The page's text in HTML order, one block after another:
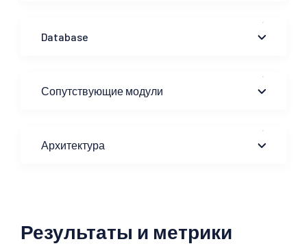
Database
Сопутствующие модули
Архитектура
Результаты и метрики